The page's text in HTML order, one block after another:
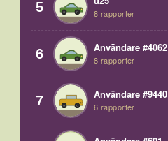
5 8 rapporter
6 Användare #4062
8 rapporter
7 Användare #9440
6 rapporter